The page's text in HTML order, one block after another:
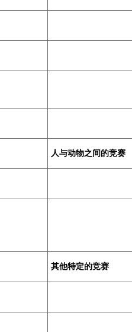
人与动物之间的竞赛
其他特定的竞赛